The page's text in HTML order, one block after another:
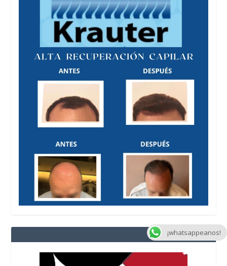
¡whatsappeanos!